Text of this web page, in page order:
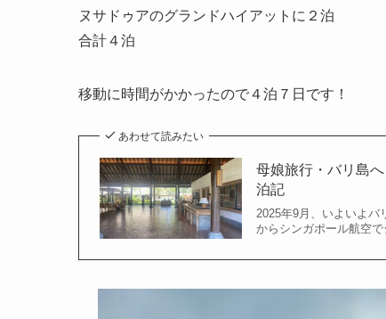
ヌサドゥアのグランドハイアットに２泊
合計４泊
移動に時間がかかったので４泊７日です！
あわせて読みたい
母娘旅行・バリ島
泊記
2025年9月、いよいよ
からシンガポール航空